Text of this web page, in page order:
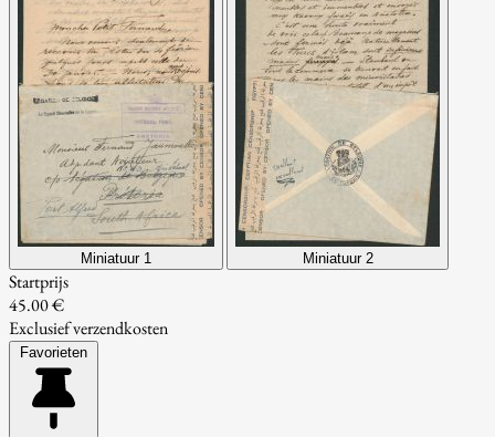
Miniatuur 1 Miniatuur 2
Startprijs
45.00 €
Exclusief verzendkosten
Favorieten